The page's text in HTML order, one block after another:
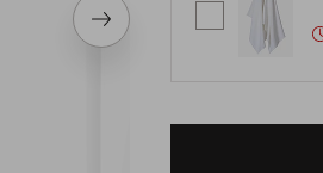
Volgend
item